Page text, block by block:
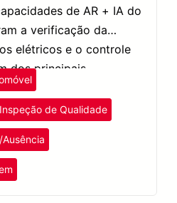
de AR + IA do
a verificação da
elétricos e o controle
dos principais
Inspeção de Qualidade